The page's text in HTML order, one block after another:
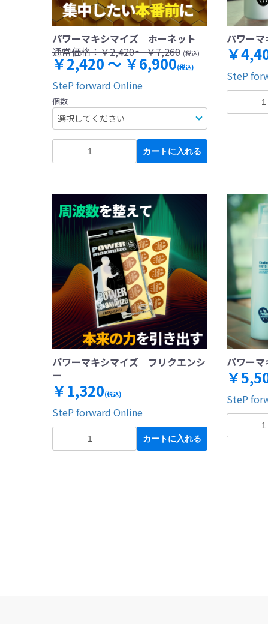
パワーマキシマイズ ホーネット
通常価格：￥2,420～ ￥7,260 (税込)
￥2,420 ～ ￥6,900(税込)
SteP forward Online
個数
カートに入れる
パワー
￥
SteP
パワーマキシマイズ フリクエンシ
ー
￥1,320(税込)
SteP forward Online
カートに入れる
パワー
￥
SteP